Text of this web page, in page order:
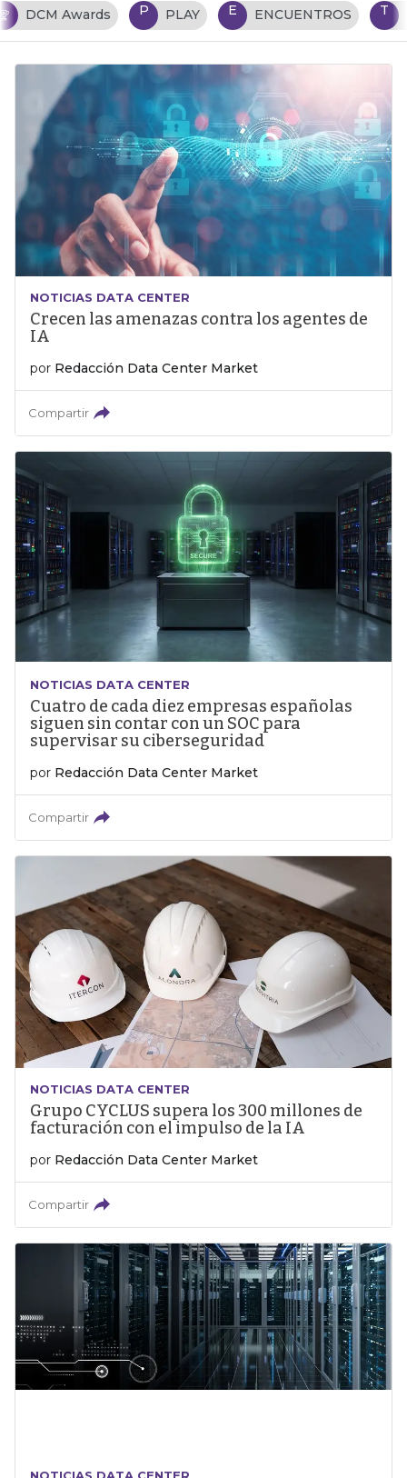
P PLAY E ENCUENTROS T TENDENCIAS TI
NOTICIAS DATA CENTER
Crecen las amenazas contra los agentes de
IA
por Redacción Data Center Market
Compartir
NOTICIAS DATA CENTER
Cuatro de cada diez empresas españolas
siguen sin contar con un SOC para
supervisar su ciberseguridad
por Redacción Data Center Market
Compartir
NOTICIAS DATA CENTER
Grupo CYCLUS supera los 300 millones de
facturación con el impulso de la IA
por Redacción Data Center Market
Compartir